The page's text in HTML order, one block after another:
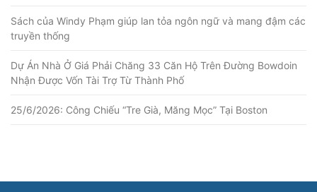
Sách của Windy Phạm giúp lan tỏa ngôn ngữ và mang đậm các
truyền thống
Dự Án Nhà Ở Giá Phải Chăng 33 Căn Hộ Trên Đường Bowdoin
Nhận Được Vốn Tài Trợ Từ Thành Phố
25/6/2026: Công Chiếu “Tre Già, Măng Mọc” Tại Boston